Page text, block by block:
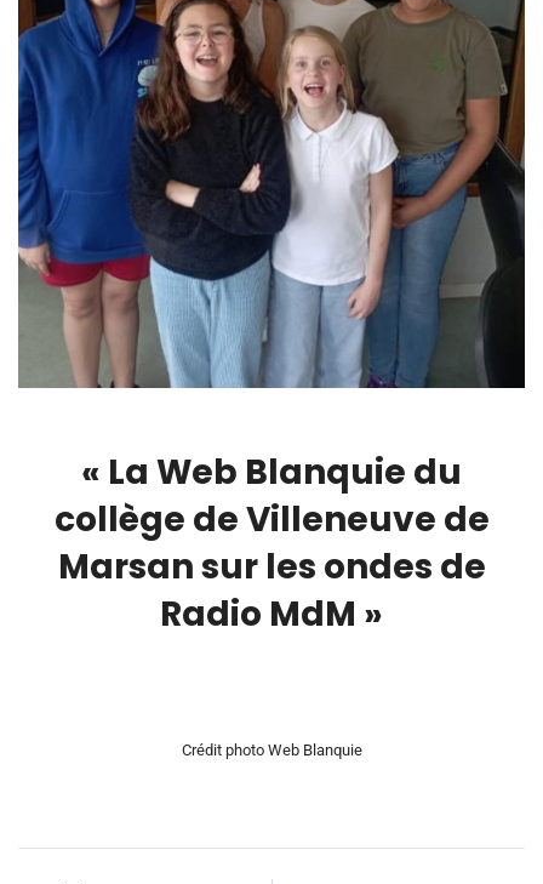
« La Web Blanquie du
collège de Villeneuve de
Marsan sur les ondes de
Radio MdM »
Crédit photo Web Blanquie